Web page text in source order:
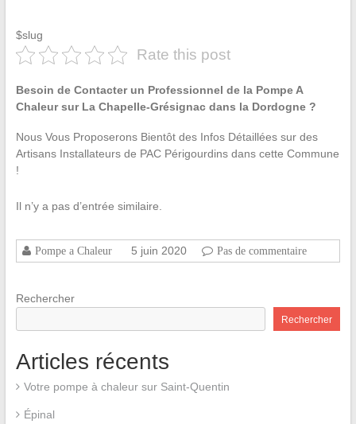
$slug
Rate this post
Besoin de Contacter un Professionnel de la Pompe A
Chaleur sur La Chapelle-Grésignac dans la Dordogne ?
Nous Vous Proposerons Bientôt des Infos Détaillées sur des
Artisans Installateurs de PAC Périgourdins dans cette Commune
!
Il n’y a pas d’entrée similaire.
Pompe a Chaleur 5 juin 2020 Pas de commentaire
Rechercher
Rechercher
Articles récents
Votre pompe à chaleur sur Saint-Quentin
Épinal